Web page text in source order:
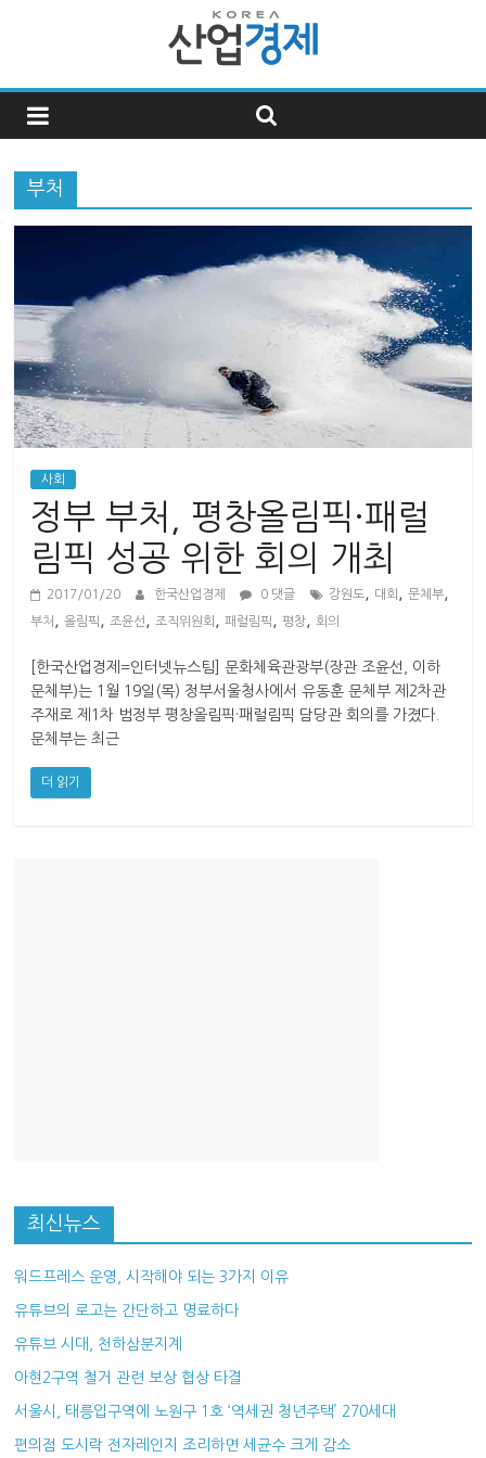
한
국
산
경
제
한
부처
사회
정부 부처, 평창올림픽·패럴
림픽 성공 위한 회의 개최
2017/01/20 한국산업경제 0 댓글 강원도 대회 ,문체부
부처 ,올림픽 조윤선 조직위원회 ,패럴림픽 평창 회의
[한국산업경제=인터넷뉴스팀] 문화체육관광부(장관 조윤선, 이하
문체부)는 1월 19일(목) 정부서울청사에서 유동훈 문체부 제2차관
주재로 제1차 범정부 평창올림픽·패럴림픽 담당관 회의를 가졌다.
문체부는 최근
더 읽기
최신뉴스
워드프레스 운영, 시작해야 되는 3가지 이유
유튜브의 로고는 간단하고 명료하다
유튜브 시대, 천하삼분지계
아현2구역 철거 관련 보상 협상 타결
서울시, 태릉입구역에 노원구 1호 ‘역세권 청년주택’ 270세대
편의점 도시락 전자레인지 조리하면 세균수 크게 감소